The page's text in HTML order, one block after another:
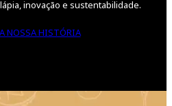
inovação e sustentabilidade.
NOSSA HISTÓRIA